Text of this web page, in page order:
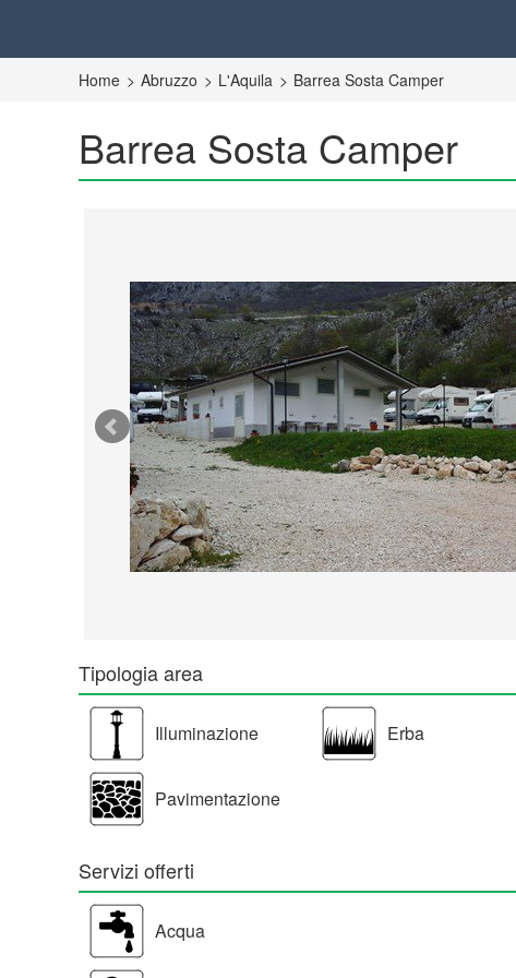
Home Abruzzo L'Aquila Barrea Sosta Camper
Barrea Sosta Camper
Tipologia area
Illuminazione
Pavimentazione
Erba
Servizi offerti
Acqua